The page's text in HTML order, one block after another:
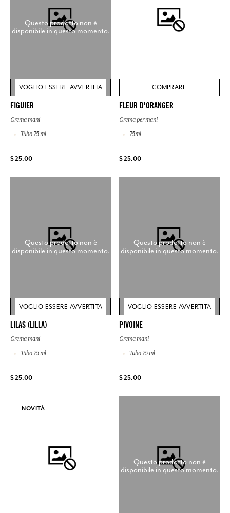
Questo prodotto non è
disponibile in questo momento.
VOGLIO ESSERE AVVERTITA
FIGUIER
Crema mani
Tubo 75 ml
$ 25.00
COMPRARE
FLEUR D'ORANGER
Crema per mani
75ml
$ 25.00
Questo prodotto non è
disponibile in questo momento.
VOGLIO ESSERE AVVERTITA
LILAS (LILLA)
Crema mani
Tubo 75 ml
$ 25.00
Questo prodotto non è
disponibile in questo momento.
VOGLIO ESSERE AVVERTITA
PIVOINE
Crema mani
Tubo 75 ml
$ 25.00
NOVITÀ
Questo prodotto non è
disponibile in questo momento.